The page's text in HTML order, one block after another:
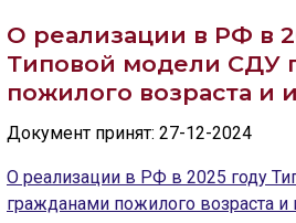
Aa Aa
ИЗОБРАЖЕНИЯ
Скрыть
ГОЛОС
О реализации в РФ в
Типовой модели СДУ
пожилого возраста и
Документ принят: 27-12-2024
О реализации в РФ в 2025 году
гражданами пожилого возраста